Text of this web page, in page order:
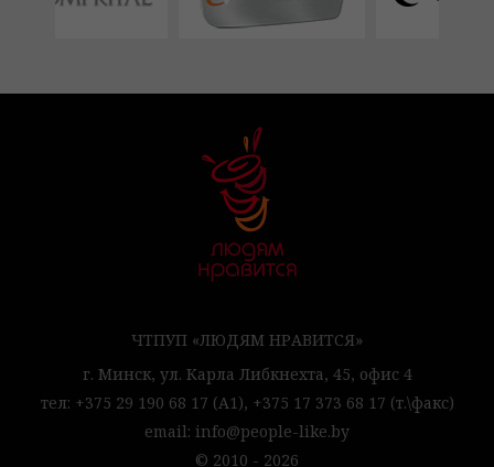
ЧТПУП «ЛЮДЯМ НРАВИТСЯ»
г. Минск, ул. Карла Либкнехта, 45, офис 4
тел: +375 29 190 68 17 (А1), +375 17 373 68 17 (т.\факс)
email: info@people-like.by
© 2010 - 2026